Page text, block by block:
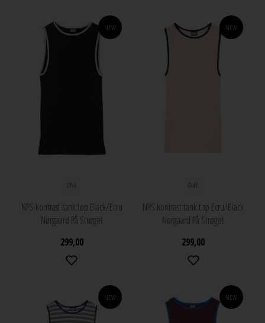
NEW
ONE
NPS kontrast tank top Black/Ecru
Nørgaard På Strøget
299,00
NEW
ONE
NPS kontrast tank top Ecru/Black
Nørgaard På Strøget
299,00
NEW NEW